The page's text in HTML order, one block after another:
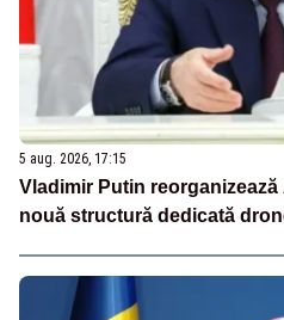
5 aug. 2026, 17:15
Vladimir Putin
nouă structură dedicată